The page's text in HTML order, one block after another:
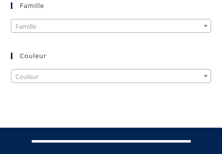
Famille
Famille
Couleur
Couleur